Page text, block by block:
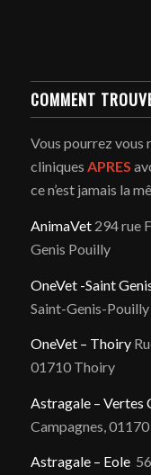
COMMENT
Vous pourrez vous
cliniques APRES
ce n’est jamais la
AnimaVet294 rue
Genis Pouilly
OneVet -Saint
Saint-Genis-Pouilly
OneVet – Thoiry
01710 Thoiry
Astragale – Vertes
Campagnes,
Astragale – Eole56